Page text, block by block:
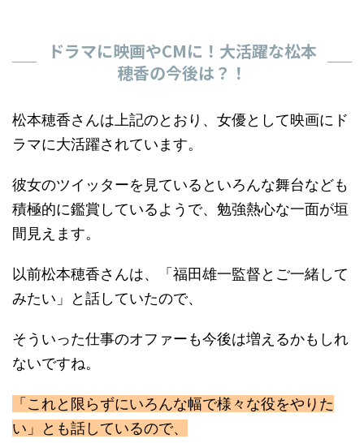
ドラマに映画やCMに！大活躍な松本
穂香の今後は？！
松本穂香さんは上記のとおり、女優として映画にド
ラマに大活躍されています。
彼女のツイッターを見ているといろんな舞台なども
積極的に鑑賞しているようで、勉強熱心な一面が垣
間見えます。
以前松本穂香さんは、「福田雄一監督とご一緒して
みたい」と話していたので、
そういった仕事のオファーも今後は増えるかもしれ
ないですね。
「これと限らずにいろんな幅で様々な役をやりた
い」とも話しているので、